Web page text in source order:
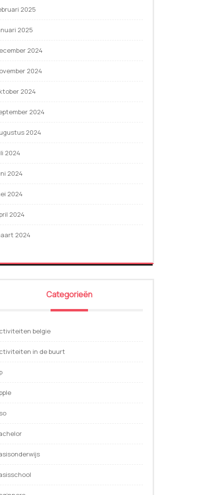
2025
2025
2024
2024
2024
2024
2024
2024
2024
2024
2024
2024
Categorieën
belgie
in de buurt